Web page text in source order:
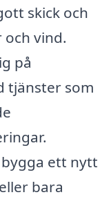
skick och
vind.
på
tjänster som
ett nytt
bara